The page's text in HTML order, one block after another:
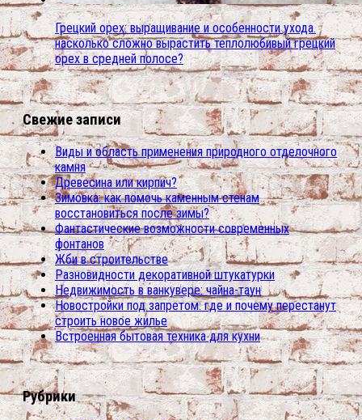
Грецкий орех: выращивание и особенности ухода.
насколько сложно вырастить теплолюбивый грецкий
орех в средней полосе?
Свежие записи
Виды и область применения природного отделочного
камня
Древесина или кирпич?
Зимовка: как помочь каменным стенам
восстановиться после зимы?
Фантастические возможности современных
фонтанов
Жби в строительстве
Разновидности декоративной штукатурки
Недвижимость в ванкувере: чайна-таун
Новостройки под запретом: где и почему перестанут
строить новое жилье
Встроенная бытовая техника для кухни
Рубрики